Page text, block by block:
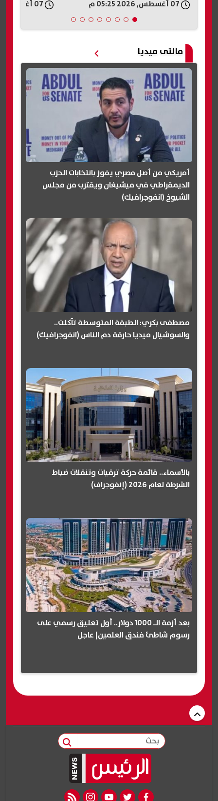
مالتى ميديا
أمريكي من أصل مصري يفوز بانتخابات الحزب
الديمقراطي في ميشيغان ويقترب من مجلس
الشيوخ (انفوجرافيك)
مصطفى بكري: الطبقة المتوسطة تآكلت..
والسوشيال ميديا حارقة دم الناس (انفوجرافيك)
بالأسماء.. قائمة حركة ترقيات وتنقلات ضباط
الشرطة لعام 2026 (إنفوجراف)
بعد أزمة الـ 1000 دولار.. أول تعليق رسمي على
رسوم شاطئ فندق العلمين| عاجل
بحث